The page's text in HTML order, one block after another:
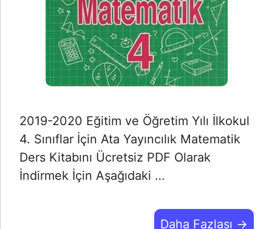
2019-2020 Eğitim ve Öğretim Yılı İlkokul
4. Sınıflar İçin Ata Yayıncılık Matematik
Ders Kitabını Ücretsiz PDF Olarak
İndirmek İçin Aşağıdaki …
Daha Fazlası →